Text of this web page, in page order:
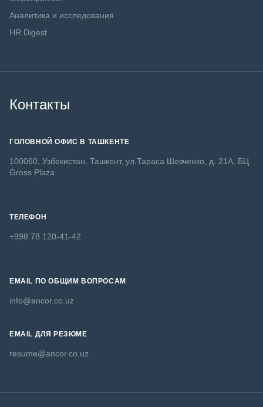
Аналитика и исследования
HR Digest
Контакты
ГОЛОВНОЙ ОФИС В ТАШКЕНТЕ
100060, Узбекистан, Ташкент, ул.Тараса Шевченко, д. 21А, БЦ
Gross Plaza
ТЕЛЕФОН
+998 78 120-41-42
EMAIL ПО ОБЩИМ ВОПРОСАМ
info@ancor.co.uz
EMAIL ДЛЯ РЕЗЮМЕ
resume@ancor.co.uz